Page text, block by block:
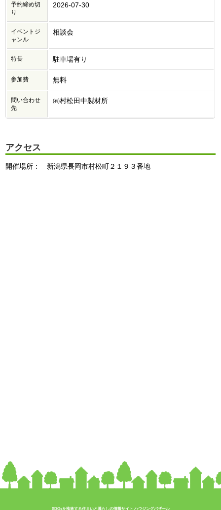
予約締め切
り
2026-07-30
イベントジ
ャンル
相談会
特長 駐車場有り
参加費 無料
問い合わせ
先
㈲村松田中製材所
アクセス
開催場所： 新潟県長岡市村松町２１９３番地
SDGsを推進する住まいと暮らしの情報サイト ハウジングバザール